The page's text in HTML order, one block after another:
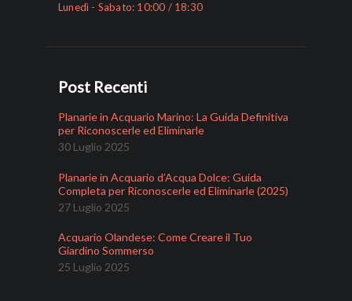
Lunedì - Sabato: 10:00 / 18:30
Post Recenti
Planarie in Acquario Marino: La Guida Definitiva
per Riconoscerle ed Eliminarle
30 Luglio 2025
Planarie in Acquario d’Acqua Dolce: Guida
Completa per Riconoscerle ed Eliminarle (2025)
27 Luglio 2025
Acquario Olandese: Come Creare il Tuo
Giardino Sommerso
25 Luglio 2025